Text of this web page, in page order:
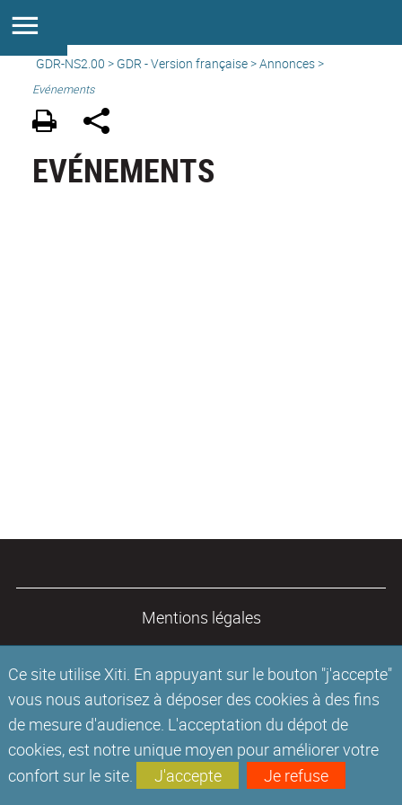
Ce site utilise Xiti. En appuyant sur le bouton "j'accepte"
vous nous autorisez à déposer des cookies à des fins
de mesure d'audience. L'acceptation du dépot de
cookies, est notre unique moyen pour améliorer votre
confort sur le site.
J'accepte Je refuse
GDR-NS2.00 > GDR - Version française>Annonces>
Evénements
EVÉNEMENTS
Mentions légales